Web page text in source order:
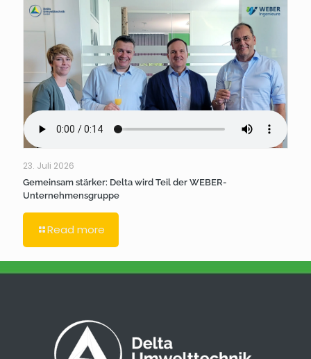
23. Juli 2026
Gemeinsam stärker: Delta wird Teil der WEBER-
Unternehmensgruppe
Read more